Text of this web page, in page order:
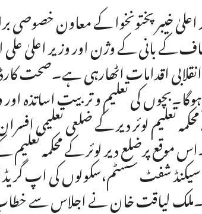
اعلیٰ خیبر پختونخوا کے معاون
کے بانی کے وژن اور وزیر اعلیٰ علی
اقدامات اٹھارہی ہے۔صحت
ہوگا۔بچوں کی تعلیم و تربیت اساتذہ
تعلیم لوئر دیر کے ضلعی
موقع پرضلع دیر لوئر کے محکمہ
شفٹ سسٹم،سکولوں کی اپ
لیاقت خان نے اجلاس سے خطاب